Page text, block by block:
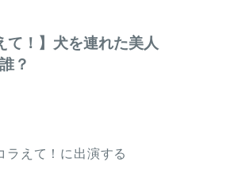
て！】犬を連れた美人
？
ラえて！に出演する